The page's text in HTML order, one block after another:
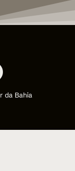
da Bahia